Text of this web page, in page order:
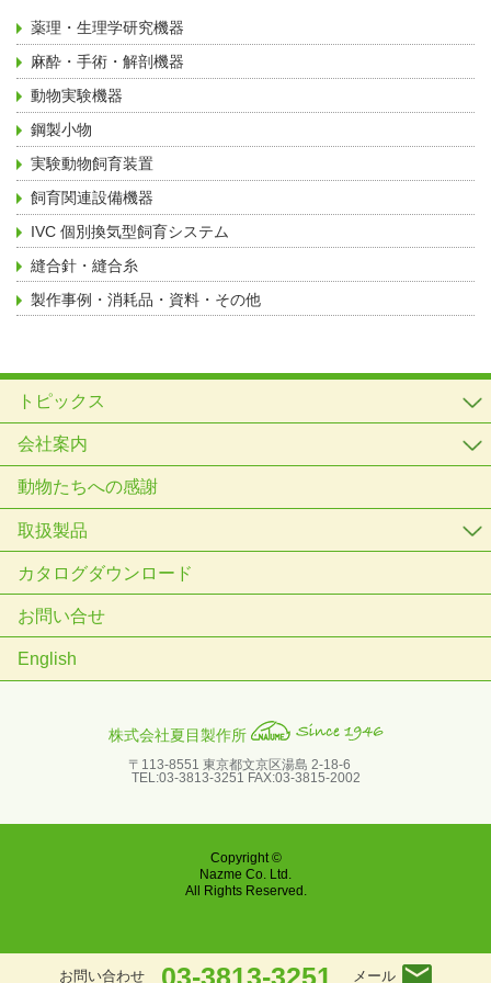
薬理・生理学研究機器
麻酔・手術・解剖機器
動物実験機器
鋼製小物
実験動物飼育装置
飼育関連設備機器
IVC 個別換気型飼育システム
縫合針・縫合糸
製作事例・消耗品・資料・その他
トピックス
会社案内
動物たちへの感謝
取扱製品
カタログダウンロード
お問い合せ
English
株式会社夏目製作所
〒113-8551 東京都文京区湯島 2-18-6
TEL:03-3813-3251 FAX:03-3815-2002
Copyright ©
Nazme Co. Ltd.
All Rights Reserved.
お問い合わせ 03-3813-3251 メール